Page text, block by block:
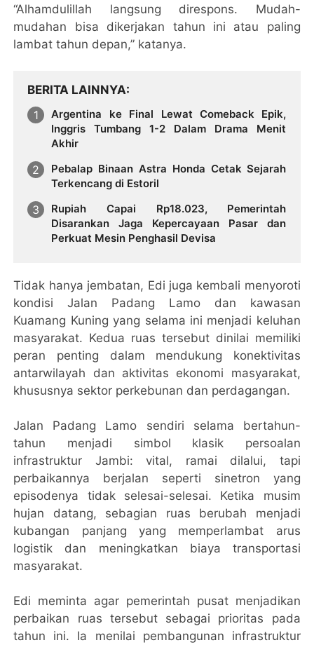
“Alhamdulillah langsung direspons. Mudah-
mudahan bisa dikerjakan tahun ini atau paling
lambat tahun depan,” katanya.
BERITA LAINNYA
Argentina ke Final Lewat Comeback Epik,
Inggris Tumbang 1-2 Dalam Drama Menit
Akhir
Pebalap Binaan Astra Honda Cetak Sejarah
Terkencang di Estoril
Rupiah Capai Rp18.023, Pemerintah
Disarankan Jaga Kepercayaan Pasar dan
Perkuat Mesin Penghasil Devisa
Tidak hanya jembatan, Edi juga kembali menyoroti
kondisi Jalan Padang Lamo dan kawasan
Kuamang Kuning yang selama ini menjadi keluhan
masyarakat. Kedua ruas tersebut dinilai memiliki
peran penting dalam mendukung konektivitas
antarwilayah dan aktivitas ekonomi masyarakat,
khususnya sektor perkebunan dan perdagangan.
Jalan Padang Lamo sendiri selama bertahun-
tahun menjadi simbol klasik persoalan
infrastruktur Jambi: vital, ramai dilalui, tapi
perbaikannya berjalan seperti sinetron yang
episodenya tidak selesai-selesai. Ketika musim
hujan datang, sebagian ruas berubah menjadi
kubangan panjang yang memperlambat arus
logistik dan meningkatkan biaya transportasi
masyarakat.
Edi meminta agar pemerintah pusat menjadikan
perbaikan ruas tersebut sebagai prioritas pada
tahun ini. Ia menilai pembangunan infrastruktur